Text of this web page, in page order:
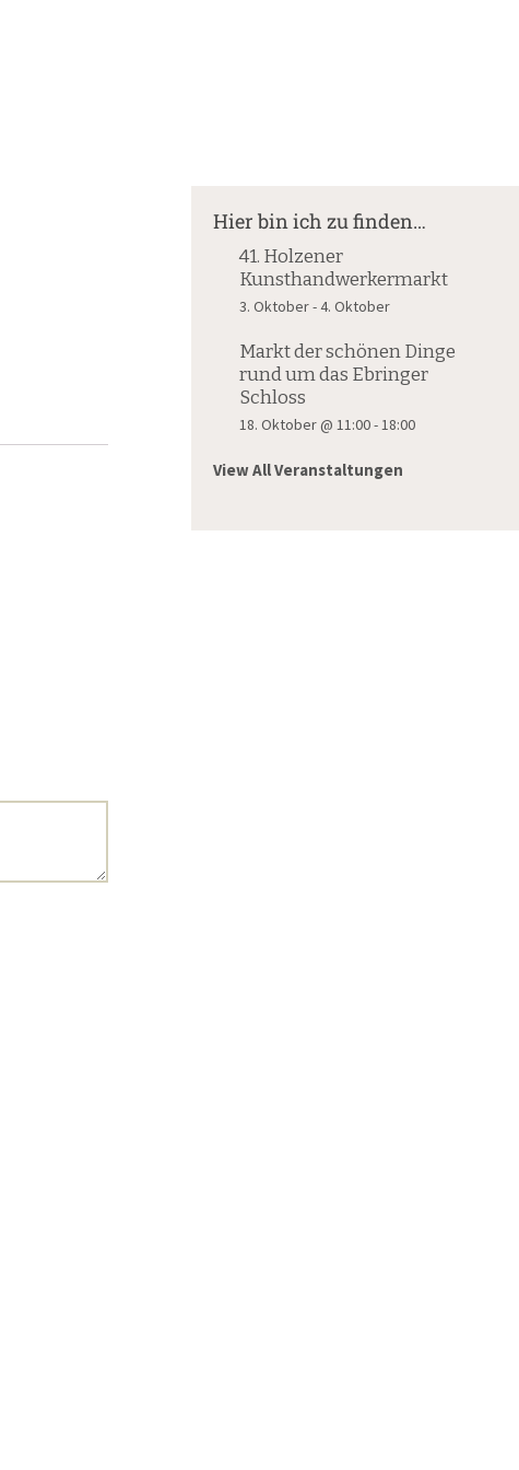
Hier bin ich zu finden…
41. Holzener
Kunsthandwerkermarkt
3. Oktober-4. Oktober
Markt der schönen Dinge
rund um das Ebringer
Schloss
18. Oktober @ 11:00-18:00
View All Veranstaltungen